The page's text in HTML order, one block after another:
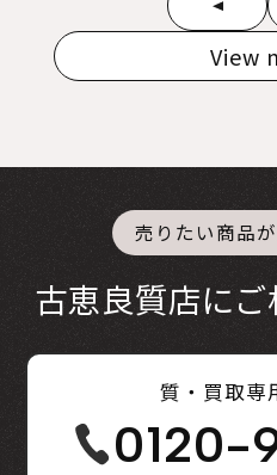
View
売りたい商品
古恵良質店にご
質・買取専
0120-